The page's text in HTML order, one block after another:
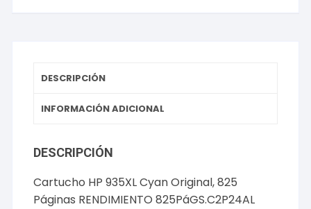
DESCRIPCIÓN
INFORMACIÓN ADICIONAL
DESCRIPCIÓN
Cartucho HP 935XL Cyan Original, 825
Páginas RENDIMIENTO 825PáGS.C2P24AL